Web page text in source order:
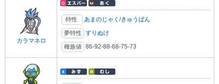
カラマネロ
特性 あまのじゃく /きゅうばん
夢特性 すりぬけ
種族値 86-92-88-68-75-73